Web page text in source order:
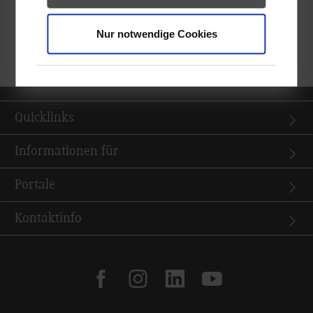
Nur notwendige Cookies
durchgesetzt und sich damit für den Professional-Cup
Deutschland am 23. und 24. November 2016 am Technologie-
und Gründerzentrum Greifswald qualifiziert.
Quicklinks
Informationen für
Portale
Kontaktinfo
facebookinstagramlinkedinyoutube